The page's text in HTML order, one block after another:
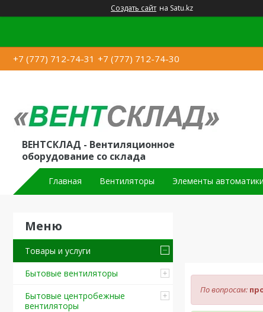
Создать сайт на Satu.kz
+7 (777) 712-74-31 +7 (777) 712-74-30
ВЕНТСКЛАД - Вентиляционное
оборудование со склада
Главная Вентиляторы Элементы автоматики
Товары и услуги
Бытовые вентиляторы
Бытовые центробежные
вентиляторы
По вопросам: